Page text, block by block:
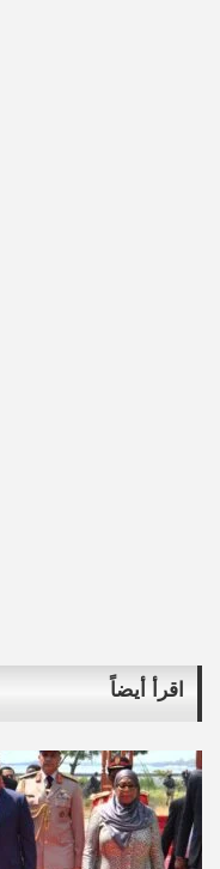
اقرأ أيضاً